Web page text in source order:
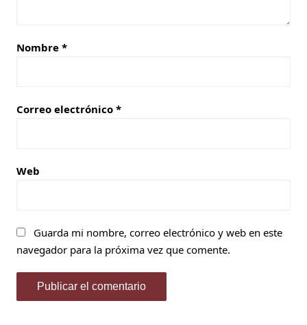
Nombre *
Correo electrónico *
Web
Guarda mi nombre, correo electrónico y web en este
navegador para la próxima vez que comente.